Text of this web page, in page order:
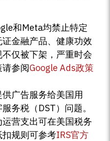
和Meta均禁止特定
金融产品、健康功效
仅被下架，严重时会
参阅Google Ads政策
供广告服务给美国用
务税（DST）问题。
营支出可在美国税务
规则可参考IRS官方